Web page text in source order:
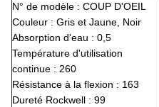
N° de modèle : COUP D'OEIL
Couleur : Gris et Jaune, Noir
Absorption d'eau : 0,5
Température d'utilisation
continue : 260
Résistance à la flexion : 163
Dureté Rockwell : 99